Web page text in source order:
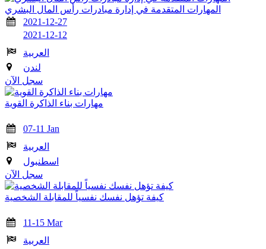
المهارات المتقدمة في إدارة مبادرات رأس المال البشري
2021-12-27
2021-12-12
العربية
لندن
سجل الآن
مهارات بناء الذاكرة القوية
07-11 Jan
العربية
اسطنبول
سجل الآن
كيفة تؤهل نفسك نفسياً للمقابلة الشخصية
11-15 Mar
العربية